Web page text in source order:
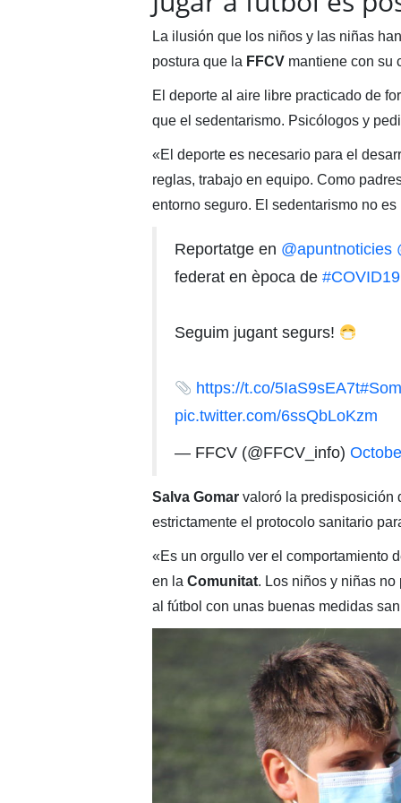
La ilusión que los niños y las niñas
postura que la FFCV mantiene con su
El deporte al aire libre practicado de
que el sedentarismo. Psicólogos y
«El deporte es necesario para el
reglas, trabajo en equipo. Como
entorno seguro. El sedentarismo no
Reportatge en @apuntnoticies
federat en època de #COVID19
Seguim jugant segurs!
https://t.co/5IaS9sEA7t
pic.twitter.com/6ssQbLoKzm
— FFCV (@FFCV_info)
Salva Gomarvaloró la predisposición
estrictamente el protocolo sanitario
«Es un orgullo ver el comportamiento
en la Comunitat. Los niños y niñas no
al fútbol con unas buenas medidas